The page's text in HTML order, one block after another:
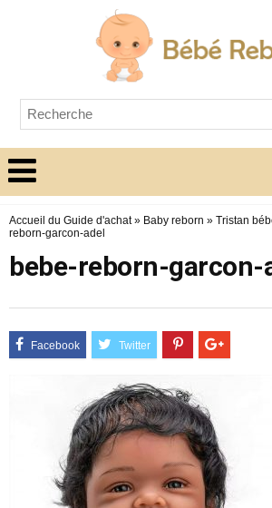
Accueil du Guide d'achat» Baby reborn » Tristan
reborn-garcon-adel
bebe-reborn-garcon-